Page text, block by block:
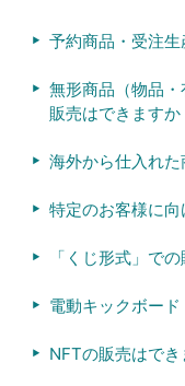
予約商品・受注
無形商品（物品
販売はできますか
海外から仕入れ
特定のお客様に
「くじ形式」で
電動キックボー
NFTの販売はでき